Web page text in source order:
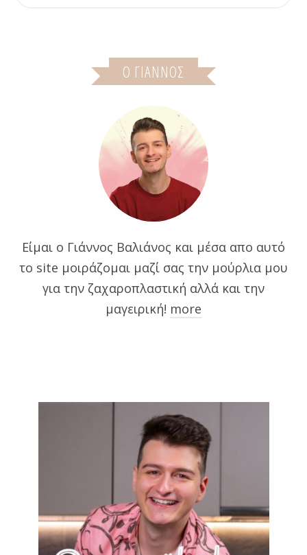
Ο ΓΙΆΝΝΟΣ
Είμαι ο Γιάννος Βαλιάνος και μέσα απο αυτό
το site μοιράζομαι μαζί σας την μούρλια μου
για την ζαχαροπλαστική αλλά και την
μαγειρική! more